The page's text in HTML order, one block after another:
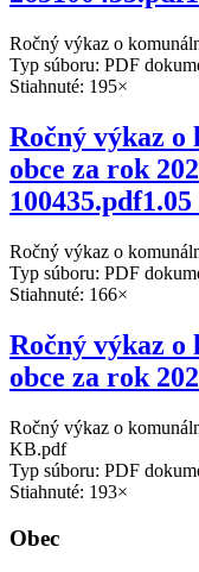
Ročný výkaz o
Typ súboru: PDF
Stiahnuté: 195×
Ročný výkaz o
obce za rok
Ročný výkaz o
Typ súboru: PDF
Stiahnuté: 166×
Ročný výkaz o
obce za rok
Ročný výkaz o
KB.pdf
Typ súboru: PDF
Stiahnuté: 193×
Obec